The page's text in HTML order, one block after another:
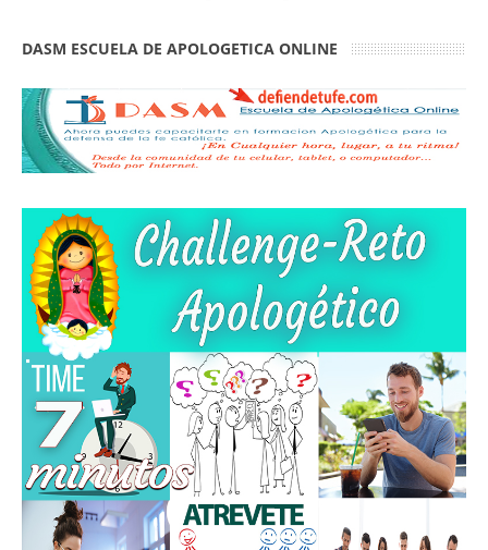
DASM ESCUELA DE APOLOGETICA ONLINE